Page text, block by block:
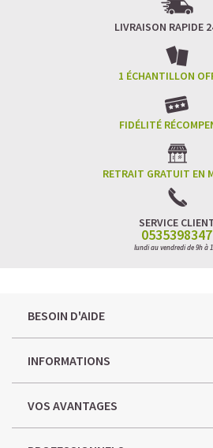
LIVRAISON RAPIDE
1 ÉCHANTILLON
FIDÉLITÉ
RETRAIT GRATUIT EN
SERVICE
0535398347
lundi au vendredi de 9h à
BESOIN D'AIDE
INFORMATIONS
VOS AVANTAGES